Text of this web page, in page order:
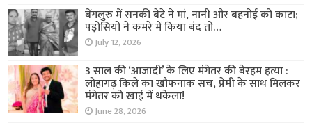
बेंगलुरु में सनकी बेटे ने मां, नानी और बहनोई को काटा;
पड़ोसियों ने कमरे में किया बंद तो…
July 12, 2026
3 साल की ‘आजादी’ के लिए मंगेतर की बेरहम हत्या :
लोहागढ़ किले का खौफनाक सच, प्रेमी के साथ मिलकर
मंगेतर को खाई में धकेला!
June 28, 2026